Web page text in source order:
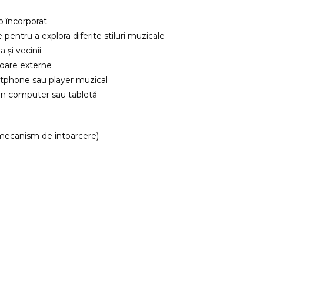
încorporat
a explora diferite stiluri muzicale
și vecinii
externe
sau player muzical
computer sau tabletă
de întoarcere)